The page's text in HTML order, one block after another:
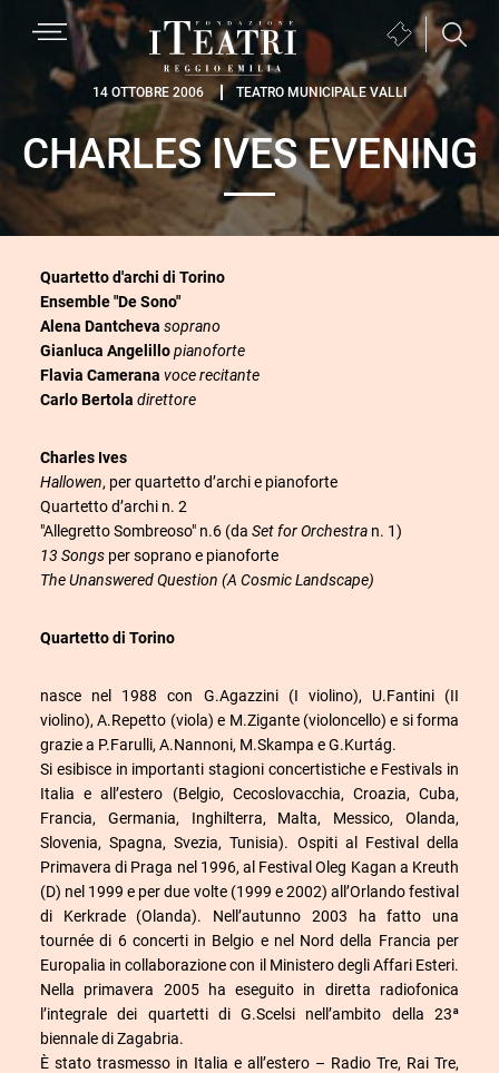
navigazione
contenuto
MENU
Fondazione
Teatri
Reggio
Emilia
Biglietteria
(si
apre
in
una
nuova
finestra)
14 OTTOBRE 2006 TEATRO MUNICIPALE VALLI
CHARLES IVES EVENING
Quartetto d'archi di Torino
Ensemble "De Sono"
Alena Dantcheva soprano
Gianluca Angelillopianoforte
Flavia Camerana voce recitante
Carlo Bertola direttore
Charles Ives
Hallowen, per quartetto d’archi e pianoforte
Quartetto d’archi n. 2
"Allegretto Sombreoso" n.6 (da Set for Orchestra n. 1)
13 Songs per soprano e pianoforte
The Unanswered Question (A Cosmic Landscape)
Quartetto di Torino
nasce nel 1988 con G.Agazzini (I violino), U.Fantini (II
violino), A.Repetto (viola) e M.Zigante (violoncello) e si forma
grazie a P.Farulli, A.Nannoni, M.Skampa e G.Kurtág.
Si esibisce in importanti stagioni concertistiche e Festivals in
Italia e all’estero (Belgio, Cecoslovacchia, Croazia, Cuba,
Francia, Germania, Inghilterra, Malta, Messico, Olanda,
Slovenia, Spagna, Svezia, Tunisia). Ospiti al Festival della
Primavera di Praga nel 1996, al Festival Oleg Kagan a Kreuth
(D) nel 1999 e per due volte (1999 e 2002) all’Orlando festival
di Kerkrade (Olanda). Nell’autunno 2003 ha fatto una
tournée di 6 concerti in Belgio e nel Nord della Francia per
Europalia in collaborazione con il Ministero degli Affari Esteri.
Nella primavera 2005 ha eseguito in diretta radiofonica
l’integrale dei quartetti di G.Scelsi nell’ambito della 23ª
biennale di Zagabria.
È stato trasmesso in Italia e all’estero – Radio Tre, Rai Tre,